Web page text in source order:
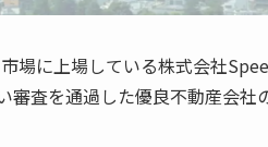
場に上場している株式会社
審査を通過した優良不動産会社